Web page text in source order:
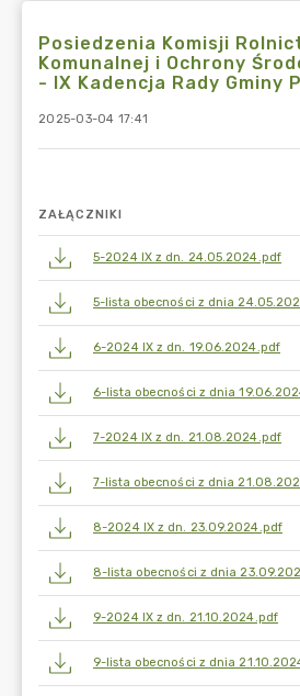
Posiedzenia Komisji
Komunalnej i Ochrony
- IX Kadencja Rady Gminy
2025-03-04 17:41
ZAŁĄCZNIKI
5-2024 IX z dn. 24.05.2024.pdf
5-lista obecności z dnia
6-2024 IX z dn. 19.06.2024.pdf
6-lista obecności z dnia
7-2024 IX z dn. 21.08.2024.pdf
7-lista obecności z dnia
8-2024 IX z dn. 23.09.2024.pdf
8-lista obecności z dnia
9-2024 IX z dn. 21.10.2024.pdf
9-lista obecności z dnia